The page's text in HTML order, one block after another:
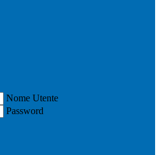
Nome Utente
Password